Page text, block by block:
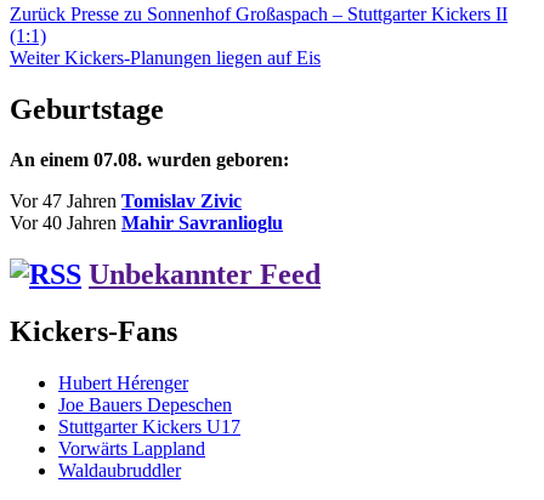
Beitragsnavigation
Zurück Vorheriger
Presse zu Sonnenhof Großaspach – Stuttgarter Kickers II
(1:1)
Weiter Nächster
Kickers-Planungen liegen auf Eis
Geburtstage
An einem 07.08. wurden geboren:
Vor 47 Jahren Tomislav Zivic
Vor 40 Jahren Mahir Savranlioglu
Unbekannter Feed
Kickers-Fans
Hubert Hérenger
Joe Bauers Depeschen
Stuttgarter Kickers U17
Vorwärts Lappland
Waldaubruddler